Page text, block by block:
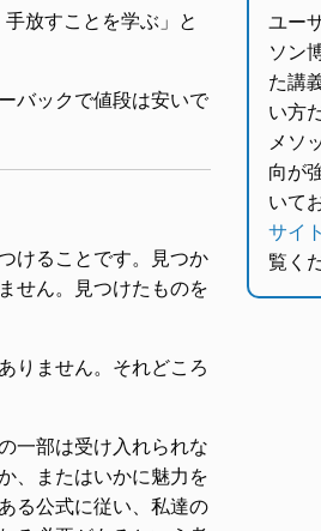
放すことを学ぶ」と
バックで値段は安いで
けることです。見つか
せん。見つけたものを
りません。それどころ
一部は受け入れられな
、またはいかに魅力を
る公式に従い、私達の
ユー
ソン
た講
い方
メソ
向が
いて
サイ
覧く